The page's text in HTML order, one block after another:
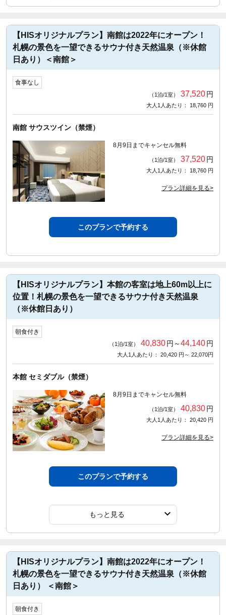
【HISオリジナルプラン】南館は2022年にオープン！
札幌の景色を一望できるサウナ付き天然温泉（※休館
日あり）＜南館＞
食事なし
（1泊/1室） 37,520円
大人1人あたり： 18,760 円
南館 サウスツイン（禁煙）
8月9日までキャンセル無料
（1泊/1室） 37,520円
大人1人あたり： 18,760 円
プラン詳細を見る>
このプランで予約する
【HISオリジナルプラン】本館の客室は地上60m以上に
位置！札幌の景色を一望できるサウナ付き天然温泉
（※休館日あり）
朝食付き
（1泊/1室） 40,830円～44,140円
大人1人あたり： 20,420 円～ 22,070円
本館 セミダブル（禁煙）
8月9日までキャンセル無料
（1泊/1室） 40,830円
大人1人あたり： 20,420 円
プラン詳細を見る>
このプランで予約する
もっと見る
【HISオリジナルプラン】南館は2022年にオープン！
札幌の景色を一望できるサウナ付き天然温泉（※休館
日あり） ＜南館＞
朝食付き